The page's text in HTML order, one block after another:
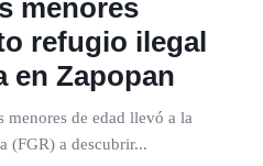
menores
refugio ilegal
en Zapopan
menores de edad llevó a la
(FGR) a descubrir...